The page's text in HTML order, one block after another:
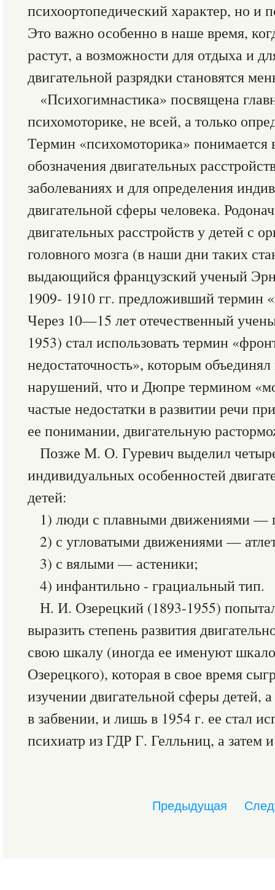
психоортопедический характер, но и
Это важно особенно в наше время,
растут, а возможности для отдыха и
двигательной разрядки становятся
«Психогимнастика» посвящена
психомоторике, не всей, а только
Термин «психомоторика» понимается
обозначения двигательных
заболеваниях и для определения
двигательной сферы человека.
двигательных расстройств у детей с
головного мозга (в наши дни таких
выдающийся французский ученый
1909- 1910 гг. предложивший термин
Через 10—15 лет отечественный
1953) стал использовать термин
недостаточность», которым
нарушений, что и Дюпре термином
частые недостатки в развитии речи
ее понимании, двигательную
Позже М. О. Гуревич выделил
индивидуальных особенностей
детей:
1) люди с плавными движениями —
2) с угловатыми движениями —
3) с вялыми — астеники;
4) инфантильно - грациальный тип.
Н. И. Озерецкий (1893-1955)
выразить степень развития
свою шкалу (иногда ее именуют
Озерецкого), которая в свое время
изучении двигательной сферы детей,
в забвении, и лишь в 1954 г. ее стал
психиатр из ГДР Г. Гелльниц, а затем
Предыдущая